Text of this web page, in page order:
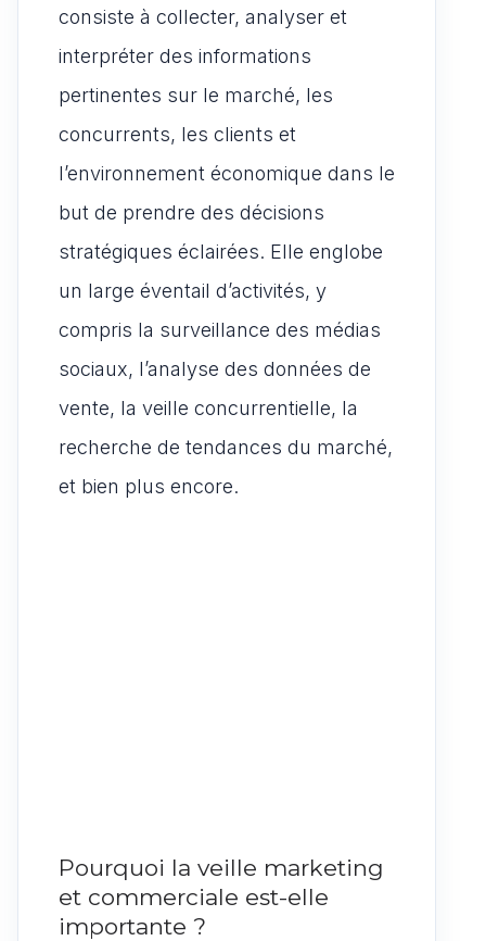
consiste à collecter, analyser et
interpréter des informations
pertinentes sur le marché, les
concurrents, les clients et
l’environnement économique dans le
but de prendre des décisions
stratégiques éclairées. Elle englobe
un large éventail d’activités, y
compris la surveillance des médias
sociaux, l’analyse des données de
vente, la veille concurrentielle, la
recherche de tendances du marché,
et bien plus encore.
Pourquoi la veille marketing
et commerciale est-elle
importante ?